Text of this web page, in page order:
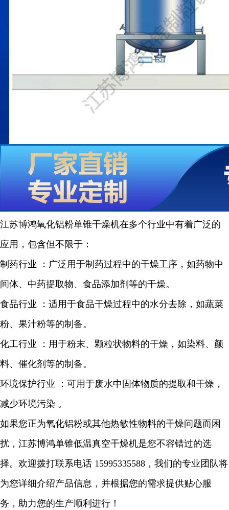
江苏博鸿氧化铝粉单锥干燥机在多个行业中有着广泛的
应用，包含但不限于：
制药行业 ：广泛用于制药过程中的干燥工序，如药物中
间体、中药提取物、食品添加剂等的干燥。
食品行业 ：适用于食品干燥过程中的水分去除，如蔬菜
粉、果汁粉等的制备。
化工行业 ：用于粉末、颗粒状物料的干燥，如染料、颜
料、催化剂等的制备。
环境保护行业 ：可用于废水中固体物质的提取和干燥，
减少环境污染 。
如果您正为氧化铝粉或其他热敏性物料的干燥问题而困
扰，江苏博鸿单锥低温真空干燥机是您不容错过的选
择。欢迎拨打联系电话 15995335588 ，我们的专业团队将
为您详细介绍产品信息，并根据您的需求提供贴心服
务，助力您的生产顺利进行！